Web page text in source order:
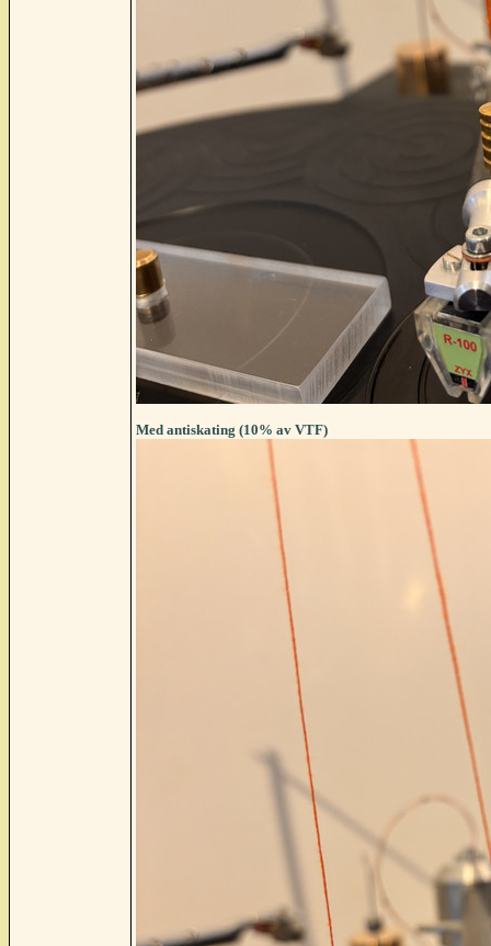
Med antiskating (10% av VTF)